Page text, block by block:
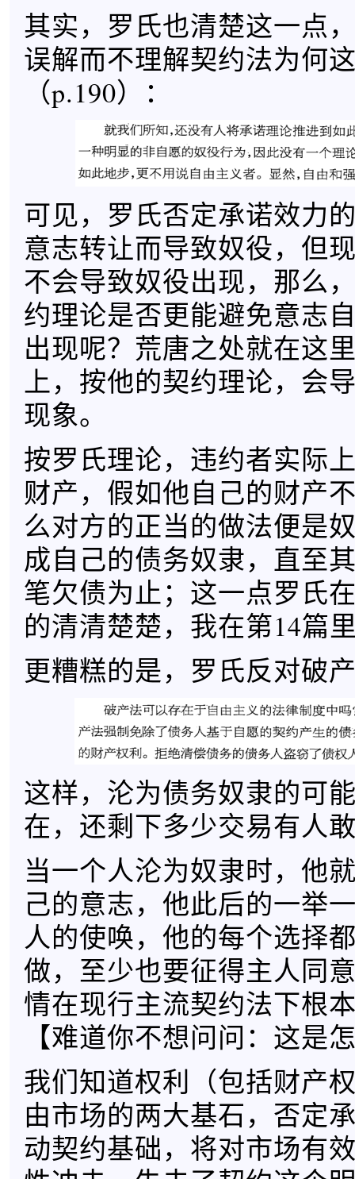
其实，罗氏也清楚这一点
误解而不理解契约法为何
（p.190）：
可见，罗氏否定承诺效力
意志转让而导致奴役，但
不会导致奴役出现，那么
约理论是否更能避免意志
出现呢？荒唐之处就在这
上，按他的契约理论，会
现象。
按罗氏理论，违约者实际
财产，假如他自己的财产
么对方的正当的做法便是
成自己的债务奴隶，直至
笔欠债为止；这一点罗氏
的清清楚楚，我在第14篇
更糟糕的是，罗氏反对破
这样，沦为债务奴隶的可
在，还剩下多少交易有人
当一个人沦为奴隶时，他
己的意志，他此后的一举
人的使唤，他的每个选择
做，至少也要征得主人同
情在现行主流契约法下根
【难道你不想问问：这是
我们知道权利（包括财产
由市场的两大基石，否定
动契约基础，将对市场有